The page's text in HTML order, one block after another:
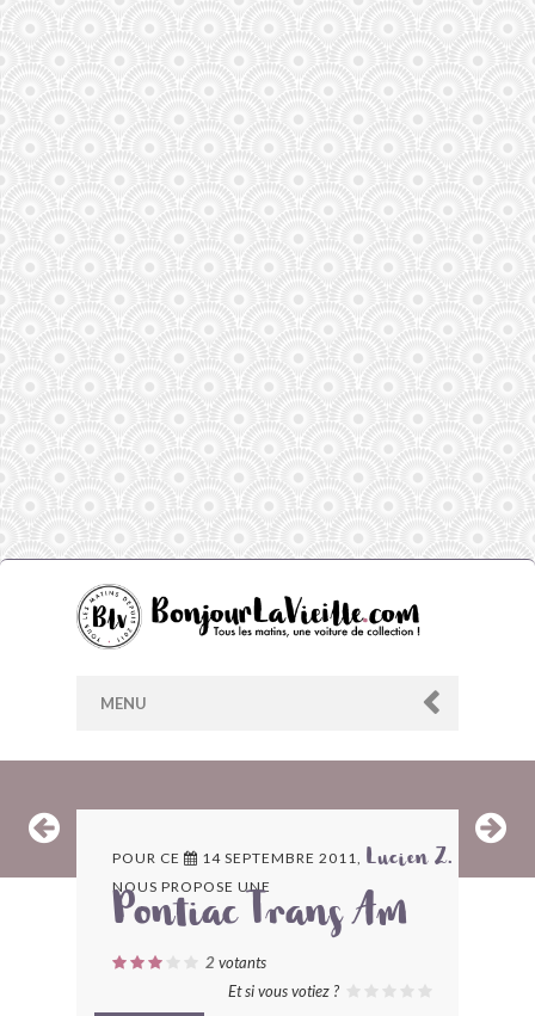
MENU
ARCHIVES
LES CONTRIBUTEURS
POUR CE 14 SEPTEMBRE 2011, Lucien Z.
NOUS PROPOSE UNE
Pontiac Trans Am
2votants
Et si vous votiez ?